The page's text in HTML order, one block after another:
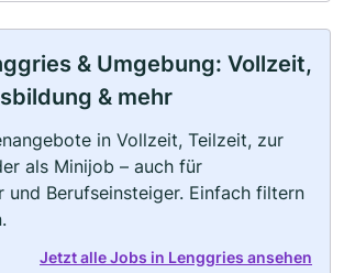
& Umgebung: Vollzeit,
& mehr
in Vollzeit, Teilzeit, zur
als Minijob – auch für
und Berufseinsteiger. Einfach filtern
Jetzt alle Jobs in Lenggries ansehen